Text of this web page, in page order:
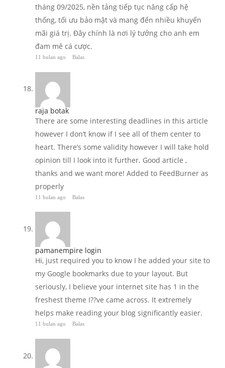
tháng 09/2025, nền tảng tiếp tục nâng cấp hệ
thống, tối ưu bảo mật và mang đến nhiều khuyến
mãi giá trị. Đây chính là nơi lý tưởng cho anh em
đam mê cá cược.
11 bulan ago Balas
raja botak
There are some interesting deadlines in this article
however I don’t know if I see all of them center to
heart. There’s some validity however I will take hold
opinion till I look into it further. Good article ,
thanks and we want more! Added to FeedBurner as
properly
11 bulan ago Balas
pamanempire login
Hi, just required you to know I he added your site to
my Google bookmarks due to your layout. But
seriously, I believe your internet site has 1 in the
freshest theme I??ve came across. It extremely
helps make reading your blog significantly easier.
11 bulan ago Balas